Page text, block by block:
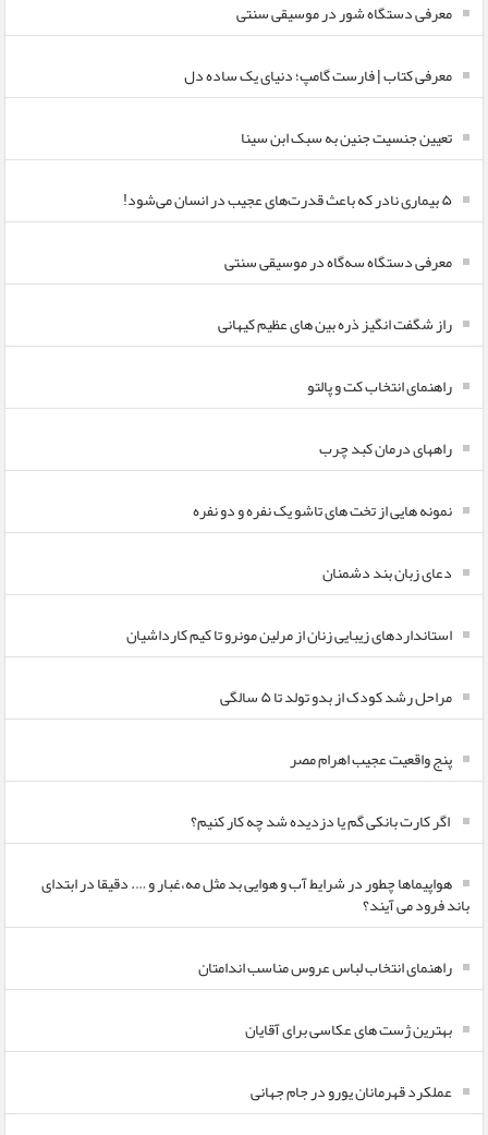
معرفی دستگاه شور در موسیقی سنتی
معرفی کتاب | فارست گامپ؛ دنیای یک ساده دل
تعیین جنسیت جنین به سبک ابن سینا
۵ بیماری نادر که باعث قدرت‌های عجیب در انسان می‌شود!
معرفی دستگاه سه‌گاه در موسیقی سنتی
راز شگفت انگیز ذره بین های عظیم کیهانی
راهنمای انتخاب کت و پالتو
راههای درمان کبد چرب
نمونه هایی از تخت های تاشو یک نفره و دو نفره
دعای زبان بند دشمنان
استانداردهای زیبایی زنان از مرلین مونرو تا کیم کارداشیان
مراحل رشد کودک از بدو تولد تا ۵ سالگی
پنج واقعیت عجیب اهرام مصر
اگر کارت بانکی گم یا دزدیده شد چه کار کنیم؟
هواپیماها چطور در شرایط آب و هوایی بد مثل مه،غبار و …. دقیقا در ابتدای
باند فرود می آیند؟
راهنمای انتخاب لباس عروس مناسب اندامتان
بهترین ژست های عکاسی برای آقایان
عملکرد قهرمانان یورو در جام جهانی